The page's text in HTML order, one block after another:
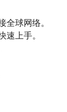
球网络。
上手。